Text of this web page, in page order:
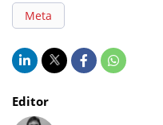
Meta
Editor